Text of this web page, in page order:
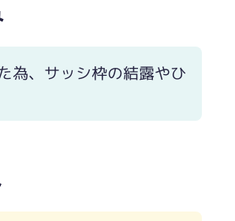
為、サッシ枠の結露やひ